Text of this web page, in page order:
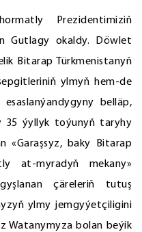
Prezidentimiziň
Gutlagy okaldy. Döwlet
Bitarap Türkmenistanyň
ylmyň hem-de
belläp,
35 ýyllyk toýunyň taryhy
«Garaşsyz, baky Bitarap
at-myradyň mekany»
çäreleriň tutuş
ylmy jemgyýetçiligini
Watanymyza bolan beýik